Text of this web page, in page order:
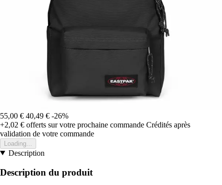
55,00 € 40,49 € -26%
+2,02 € offerts sur votre prochaine commande Crédités après
validation de votre commande
Loading...
Description
Description du produit